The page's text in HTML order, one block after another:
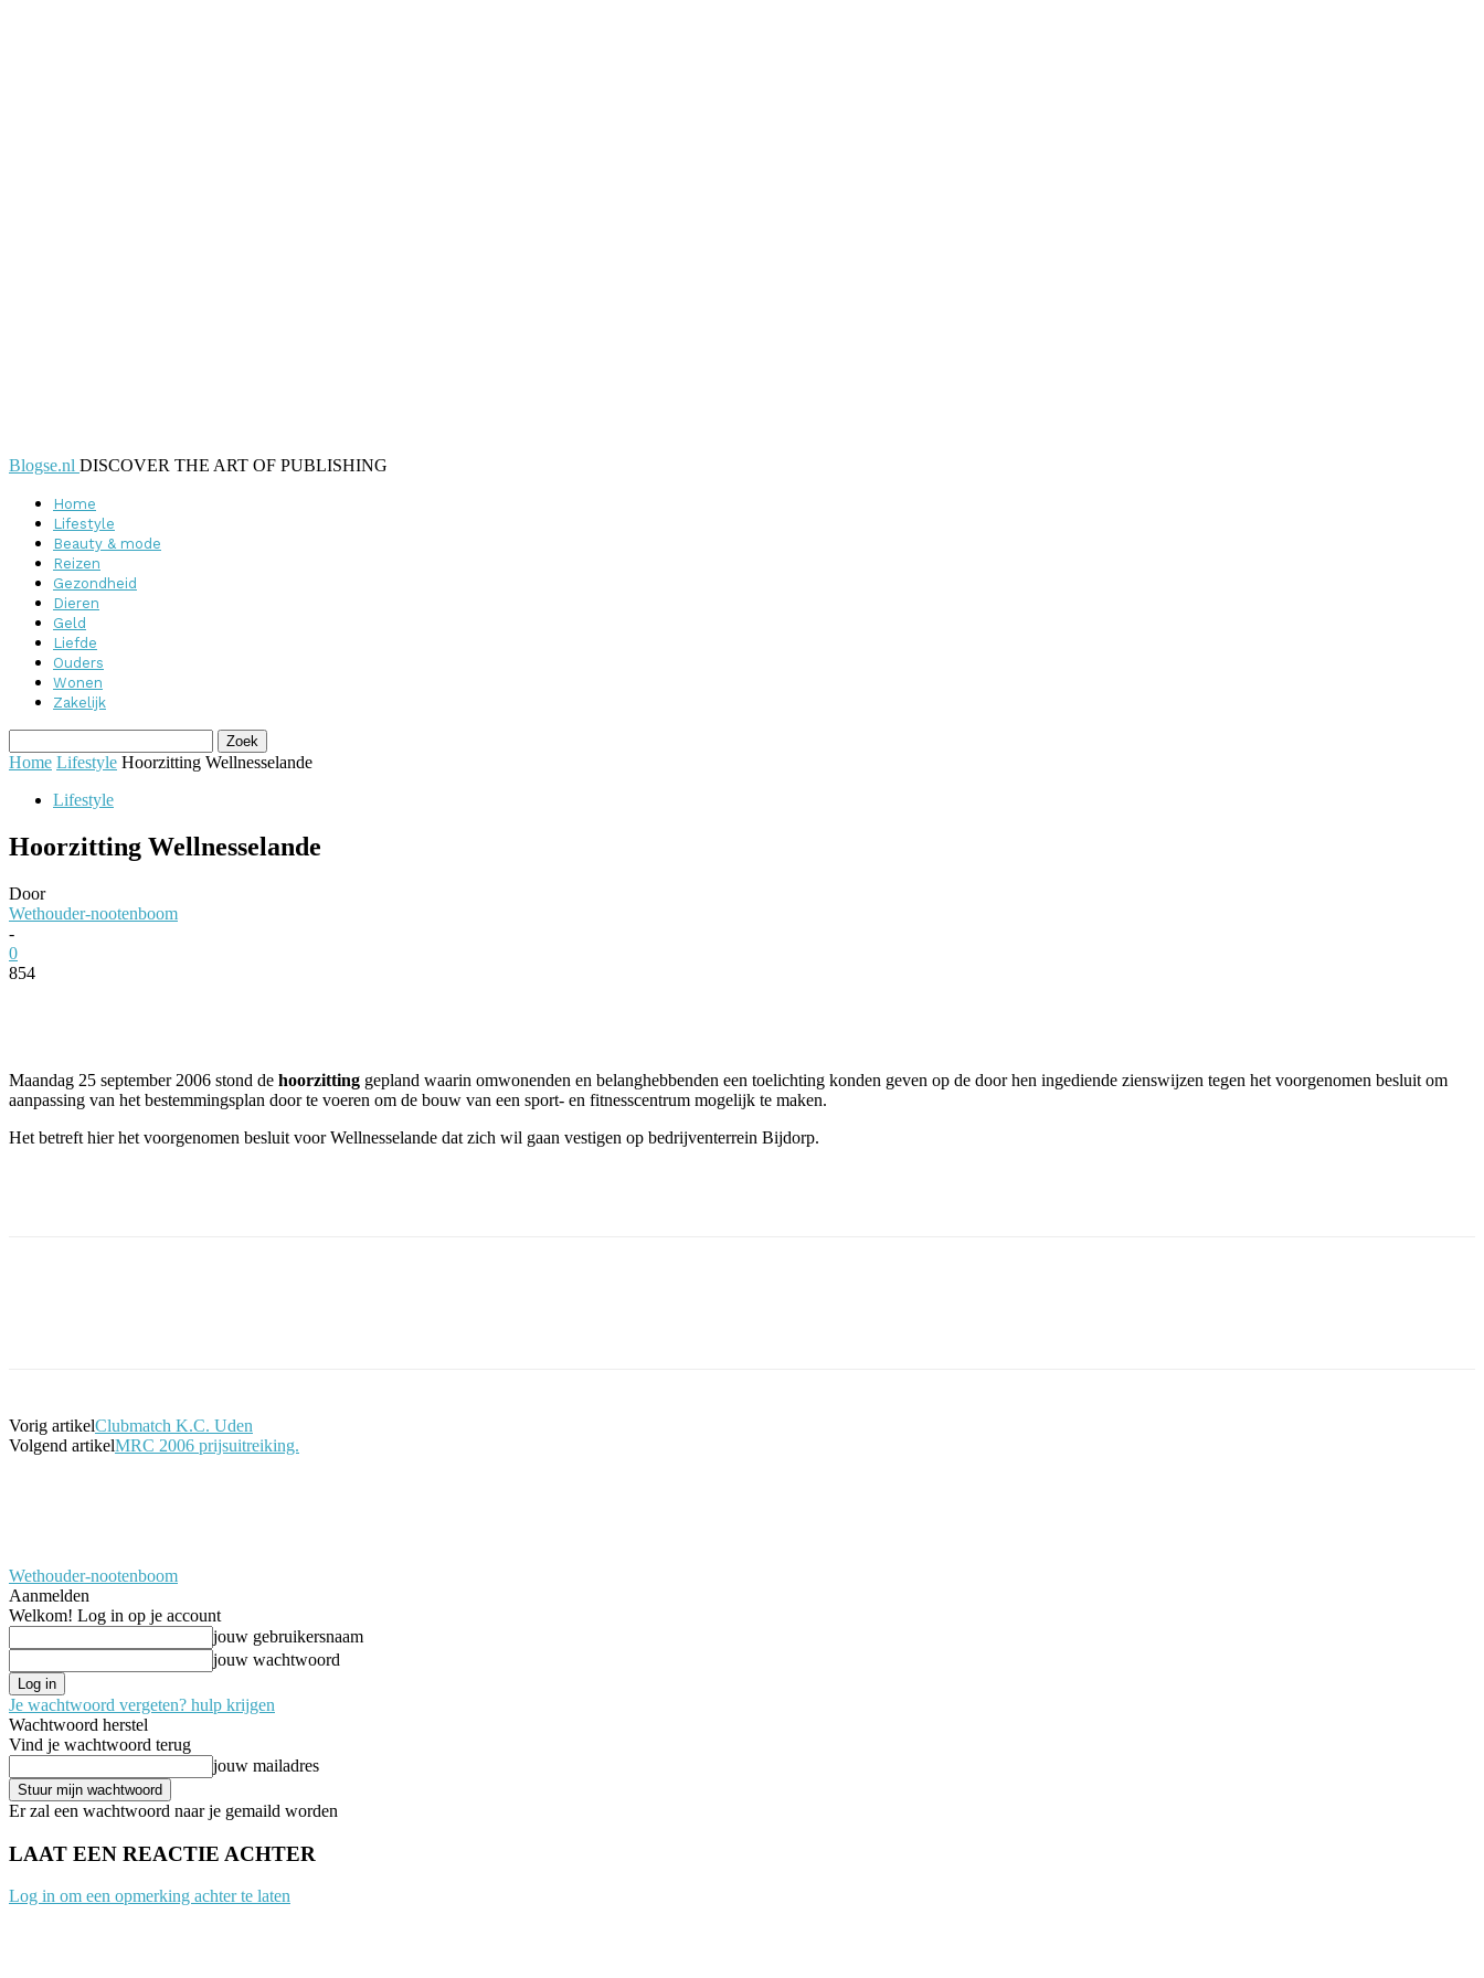
Blogse.nl DISCOVER THE ART OF PUBLISHING
Home
Lifestyle
Beauty & mode
Reizen
Gezondheid
Dieren
Geld
Liefde
Ouders
Wonen
Zakelijk
Home Lifestyle Hoorzitting Wellnesselande
Lifestyle
Hoorzitting Wellnesselande
Door
Wethouder-nootenboom
-
0
854
Maandag 25 september 2006 stond de hoorzitting gepland waarin omwonenden en belanghebbenden een toelichting konden geven op de door hen ingediende zienswijzen tegen het voorgenomen besluit om
aanpassing van het bestemmingsplan door te voeren om de bouw van een sport- en fitnesscentrum mogelijk te maken.
Het betreft hier het voorgenomen besluit voor Wellnesselande dat zich wil gaan vestigen op bedrijventerrein Bijdorp.
Vorig artikelClubmatch K.C. Uden
Volgend artikelMRC 2006 prijsuitreiking.
Wethouder-nootenboom
Aanmelden
Welkom! Log in op je account
jouw gebruikersnaam
jouw wachtwoord
Je wachtwoord vergeten? hulp krijgen
Wachtwoord herstel
Vind je wachtwoord terug
jouw mailadres
Er zal een wachtwoord naar je gemaild worden
LAAT EEN REACTIE ACHTER
Log in om een opmerking achter te laten